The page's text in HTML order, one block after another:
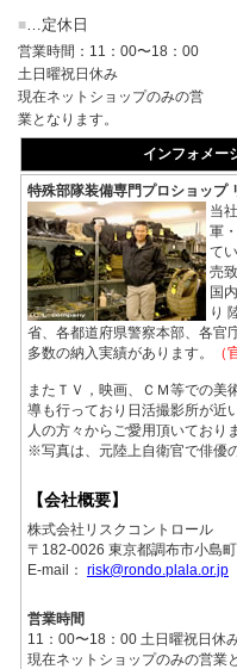
■ …定休日
営業時間：11：00〜18：00
土日曜祝日休み
現在ネットショップのみの営
業となります。
インフォメー
特殊部隊装備専門プロショップ
当
軍
て
売
国
り
省、各都道府県警察本部、各官
多数の納入実績があります。
（
またＴＶ，映画、ＣＭ等での美
導も行っており日活撮影所が近
人の方々からご愛用頂いており
※写真は、元陸上自衛官で俳優
【会社概要】
株式会社リスクコントロール
〒182-0026 東京都調布市小島
E-mail： risk@rondo.plala.or.jp
営業時間
11：00〜18：00 土日曜祝日休
現在ネットショップのみの営業